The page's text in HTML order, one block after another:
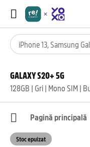
GALAXY S20+ 5G
128GB | Gri | Mono SIM |
Pagină principală
Stoc epuizat